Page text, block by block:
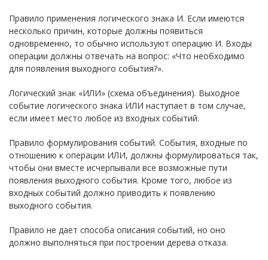
Правило применения логического знака И. Если имеются
несколько причин, которые должны появиться
одновременно, то обычно используют операцию И. Входы
операции должны отвечать на вопрос: «Что необходимо
для появления выходного события?».
Логический знак «ИЛИ» (схема объединения). Выходное
событие логического знака ИЛИ наступает в том случае,
если имеет место любое из входных событий.
Правило формулирования событий. События, входные по
отношению к операции ИЛИ, должны формулироваться так,
чтобы они вместе исчерпывали все возможные пути
появления выходного события. Кроме того, любое из
входных событий должно приводить к появлению
выходного события.
Правило не дает способа описания событий, но оно
должно выполняться при построении дерева отказа.